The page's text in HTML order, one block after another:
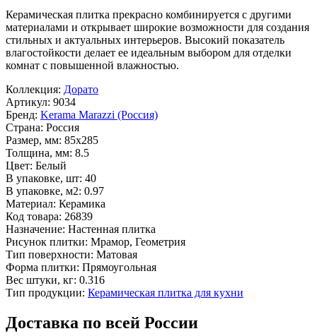
Керамическая плитка прекрасно комбинируется с другими
материалами и открывает широкие возможности для создания
стильных и актуальных интерьеров. Высокий показатель
влагостойкости делает ее идеальным выбором для отделки
комнат с повышенной влажностью.
Коллекция: Дорато
Артикул: 9034
Бренд: Kerama Marazzi (Россия)
Страна: Россия
Размер, мм: 85x285
Толщина, мм: 8.5
Цвет: Белый
В упаковке, шт: 40
В упаковке, м2: 0.97
Материал: Керамика
Код товара: 26839
Назначение: Настенная плитка
Рисунок плитки: Мрамор, Геометрия
Тип поверхности: Матовая
Форма плитки: Прямоугольная
Вес штуки, кг: 0.316
Тип продукции: Керамическая плитка для кухни
Доставка по всей России